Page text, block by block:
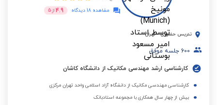
مشاهده 18 دیدگاه
4.9 از 5
تدریس حضوری - تهران
600 جلسه موفق
کارشناسی ارشد مهندسی مکانیک از دانشگاه کاشان
کارشناسی مهندسی مکانیک از دانشگاه آزاد اسلامی واحد تهران مرکزی
بیش از چهار سال همکاری با مجموعه استادبانک